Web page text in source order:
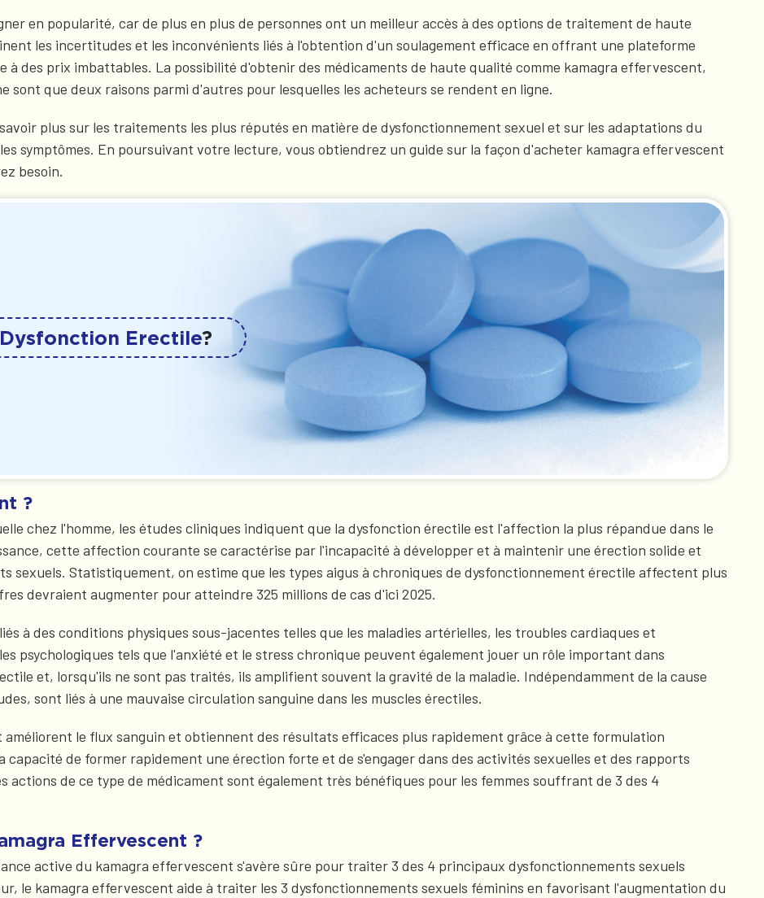
en popularité, car de plus en plus de personnes ont un meilleur accès à des options de traitement de haute
les incertitudes et les inconvénients liés à l'obtention d'un soulagement efficace en offrant une plateforme
à des prix imbattables. La possibilité d'obtenir des médicaments de haute qualité comme kamagra effervescent,
sont que deux raisons parmi d'autres pour lesquelles les acheteurs se rendent en ligne.
plus sur les traitements les plus réputés en matière de dysfonctionnement sexuel et sur les adaptations du
symptômes. En poursuivant votre lecture, vous obtiendrez un guide sur la façon d'acheter kamagra effervescent
besoin.
Dysfonction Erectile?
?
chez l'homme, les études cliniques indiquent que la dysfonction érectile est l'affection la plus répandue dans le
cette affection courante se caractérise par l'incapacité à développer et à maintenir une érection solide et
sexuels. Statistiquement, on estime que les types aigus à chroniques de dysfonctionnement érectile affectent plus
devraient augmenter pour atteindre 325 millions de cas d'ici 2025.
à des conditions physiques sous-jacentes telles que les maladies artérielles, les troubles cardiaques et
psychologiques tels que l'anxiété et le stress chronique peuvent également jouer un rôle important dans
et, lorsqu'ils ne sont pas traités, ils amplifient souvent la gravité de la maladie. Indépendamment de la cause
sont liés à une mauvaise circulation sanguine dans les muscles érectiles.
le flux sanguin et obtiennent des résultats efficaces plus rapidement grâce à cette formulation
capacité de former rapidement une érection forte et de s'engager dans des activités sexuelles et des rapports
actions de ce type de médicament sont également très bénéfiques pour les femmes souffrant de 3 des 4
Effervescent ?
active du kamagra effervescent s'avère sûre pour traiter 3 des 4 principaux dysfonctionnements sexuels
le kamagra effervescent aide à traiter les 3 dysfonctionnements sexuels féminins en favorisant l'augmentation du